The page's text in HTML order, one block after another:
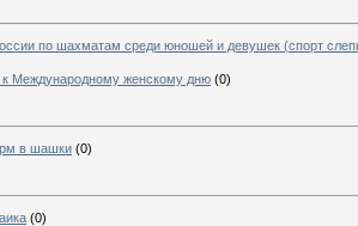
по шахматам среди юношей и девушек (спорт
к Международному женскому дню (0)
в шашки (0)
(0)